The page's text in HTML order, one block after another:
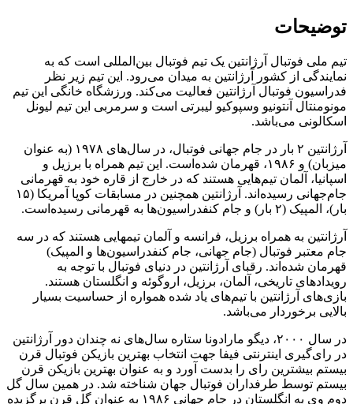
توضیحات
تیم ملی فوتبال آرژانتین یک تیم فوتبال بین‌المللی است که به
نمایندگی از کشور آرژانتین به میدان می‌رود. این تیم زیر نظر
فدراسیون فوتبال آرژانتین فعالیت می‌کند. ورزشگاه خانگی این تیم
مونومنتال آنتونیو وسپوکیو لیبرتی است و سرمربی این تیم لیونل
اسکالونی می‌باشد.
آرژانتین ۲ بار در جام جهانی فوتبال، در سال‌های ۱۹۷۸ (به عنوان
میزبان) و ۱۹۸۶، قهرمان شده‌است. این تیم همراه با برزیل و
اسپانیا، آلمان تیم‌هایی هستند که در خارج از قاره خود به قهرمانی
جام‌جهانی رسیده‌اند. آرژانتین همچنین در مسابقات کوپا آمریکا (۱۵
بار)، المپیک (۲ بار) و جام کنفدراسیون‌ها به قهرمانی رسیده‌است.
آرژانتین به همراه برزیل، فرانسه و آلمان تیمهایی هستند که در سه
جام معتبر فوتبال (جام جهانی، جام کنفدراسیون‌ها و المپیک)
قهرمان شده‌اند. رقبای آرژانتین در دنیای فوتبال با توجه به
رویدادهای تاریخی، آلمان، برزیل، اروگوئه و انگلستان هستند.
بازی‌های آرژانتین با تیم‌های یاد شده همواره از حساسیت بسیار
بالایی برخوردار می‌باشد.
در سال ۲۰۰۰، دیگو مارادونا ستاره سال‌های نه چندان دور آرژانتین
در رای‌گیری اینترنتی فیفا جهت انتخاب بهترین بازیکن فوتبال قرن
بیستم بیشترین رای را بدست آورد و به عنوان بهترین بازیکن قرن
بیستم توسط طرفداران فوتبال جهان شناخته شد. در همین سال گل
دوم وی به انگلستان در جام جهانی ۱۹۸۶ به عنوان گل قرن برگزیده